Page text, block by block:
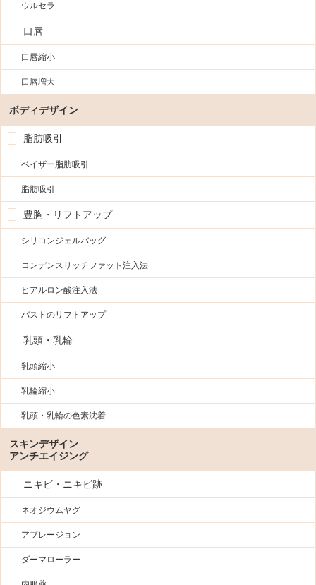
ウルセラ
口唇
口唇縮小
口唇増大
ボディデザイン
脂肪吸引
ベイザー脂肪吸引
脂肪吸引
豊胸・リフトアップ
シリコンジェルバッグ
コンデンスリッチファット注入法
ヒアルロン酸注入法
バストのリフトアップ
乳頭・乳輪
乳頭縮小
乳輪縮小
乳頭・乳輪の色素沈着
スキンデザイン
アンチエイジング
ニキビ・ニキビ跡
ネオジウムヤグ
アブレージョン
ダーマローラー